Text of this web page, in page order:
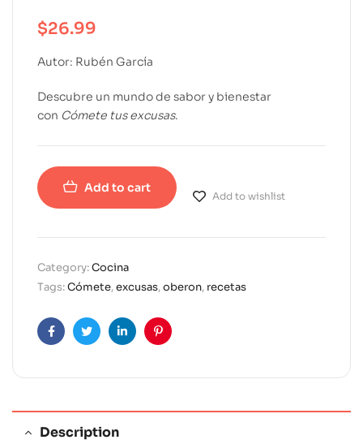
$26.99
Autor: Rubén García
Descubre un mundo de sabor y bienestar
con Cómete tus excusas.
Add to cart
Add to wishlist
A
t
r
n
t
Category:Cocina
Tags:Cómete,excusas,oberon, recetas
FacebookTwitterLinkedinPinterest
Description